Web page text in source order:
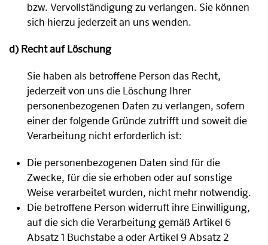
bzw. Vervollständigung zu verlangen. Sie können
sich hierzu jederzeit an uns wenden.
d) Recht auf Löschung
Sie haben als betroffene Person das Recht,
jederzeit von uns die Löschung Ihrer
personenbezogenen Daten zu verlangen, sofern
einer der folgende Gründe zutrifft und soweit die
Verarbeitung nicht erforderlich ist:
Die personenbezogenen Daten sind für die
Zwecke, für die sie erhoben oder auf sonstige
Weise verarbeitet wurden, nicht mehr notwendig.
Die betroffene Person widerruft ihre Einwilligung,
auf die sich die Verarbeitung gemäß Artikel 6
Absatz 1 Buchstabe a oder Artikel 9 Absatz 2